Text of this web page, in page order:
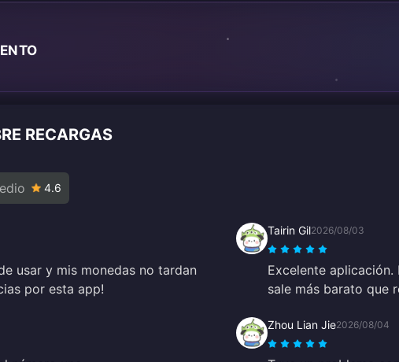
RECARGAS
4.6
usar y mis monedas no tardan
por esta app!
Tairin Gil2026/08/03
Excelente
sale más barato que
Zhou Lian Jie2026/08/04